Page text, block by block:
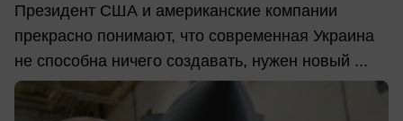
Президент США и американские компании
прекрасно понимают, что современная Украина
не способна ничего создавать, нужен новый ...